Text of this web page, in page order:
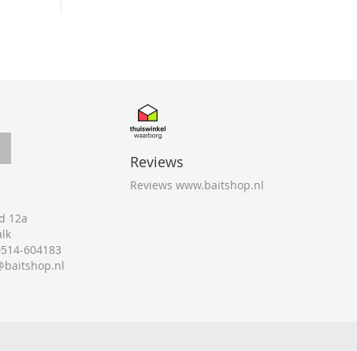
12a
604183
Reviews
Reviews www.baitshop.nl